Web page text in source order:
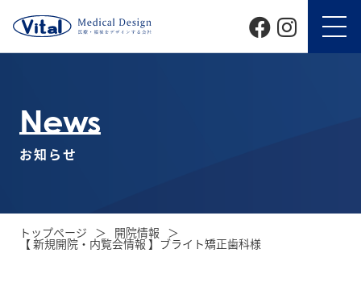
News
お知らせ
トップページ 開院情報
【 新規開院・内覧会情報 】ブライト矯正歯科様